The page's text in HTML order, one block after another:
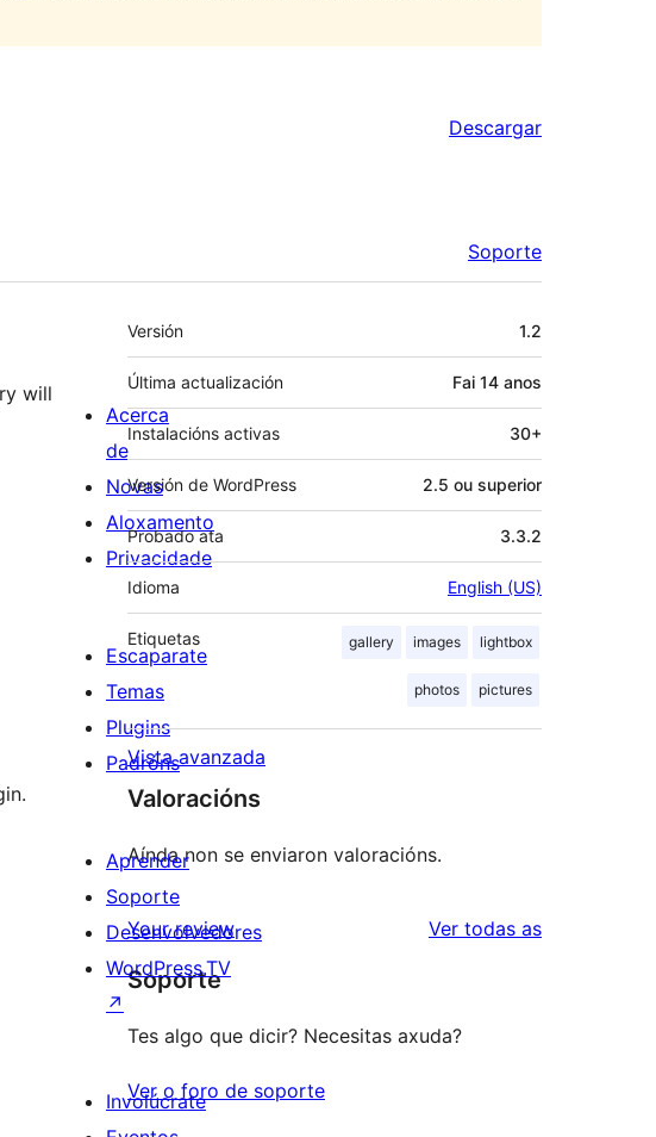
Descargar
Soporte
will
Meta
Versión 1.2
Última actualización Fai 14 anos
Instalacións activas 30+
Versión de WordPress 2.5 ou superior
Probado ata 3.3.2
Idioma English (US)
Etiquetas gallery images lightbox
photos pictures
Vista avanzada
Valoracións
Aínda non se enviaron valoracións.
Your review Ver todas asvaloracións
Soporte
Tes algo que dicir? Necesitas axuda?
Ver o foro de soporte
Acerca
de
Novas
Aloxamento
Privacidade
Escaparate
Temas
Plugins
Padróns
Aprender
Soporte
Desenvolvedores
WordPress.TV
↗
Involúcrate